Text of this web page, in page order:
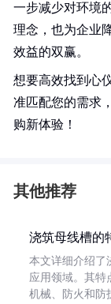
一步减少对环境
理念，也为企业
效益的双赢。
想要高效找到心
准匹配您的需求
购新体验！
其他推荐
浇筑母线槽的
本文详细介绍了
应用领域。其特
机械、防火和防